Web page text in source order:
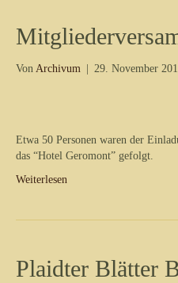
Von Archivum 29. November
Etwa 50 Personen waren der
das “Hotel Geromont” gefolgt.
Weiterlesen
Plaidter Blätter